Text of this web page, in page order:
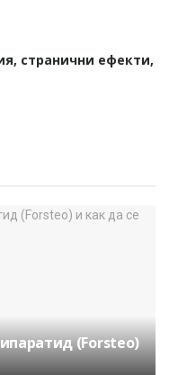
странични ефекти,
(Forsteo)